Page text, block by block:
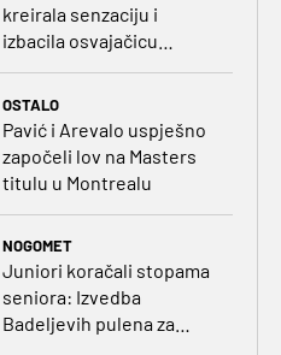
kreirala senzaciju i
izbacila osvajačicu
Roland Garrosa
OSTALO
Pavić i Arevalo uspješno
započeli lov na Masters
titulu u Montrealu
NOGOMET
Juniori koračali stopama
seniora: Izvedba
Badeljevih pulena za